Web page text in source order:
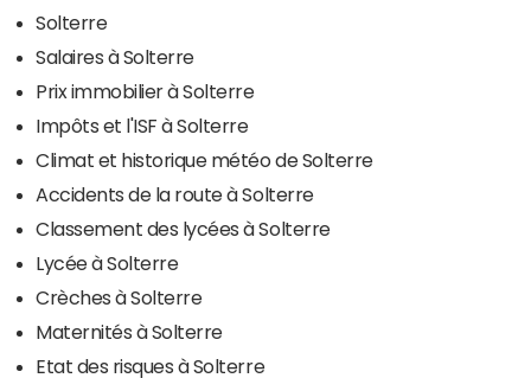
Solterre
Salaires à Solterre
Prix immobilier à Solterre
Impôts et l'ISF à Solterre
Climat et historique météo de Solterre
Accidents de la route à Solterre
Classement des lycées à Solterre
Lycée à Solterre
Crèches à Solterre
Maternités à Solterre
Etat des risques à Solterre